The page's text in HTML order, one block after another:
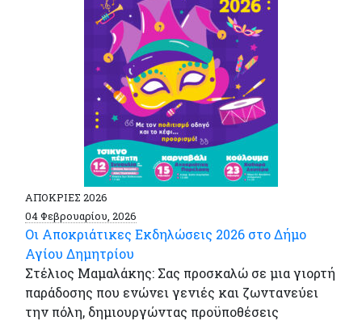
ΑΠΟΚΡΙΕΣ 2026
04 Φεβρουαρίου, 2026
Οι Αποκριάτικες Εκδηλώσεις 2026 στο Δήμο
Αγίου Δημητρίου
Στέλιος Μαμαλάκης: Σας προσκαλώ σε μια γιορτή
παράδοσης που ενώνει γενιές και ζωντανεύει
την πόλη, δημιουργώντας προϋποθέσεις